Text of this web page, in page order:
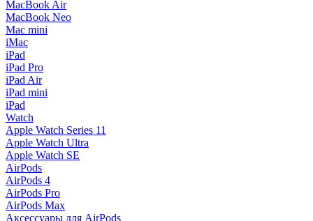
MacBook Air
MacBook Neo
Mac mini
iMac
iPad
iPad Pro
iPad Air
iPad mini
iPad
Watch
Apple Watch Series 11
Apple Watch Ultra
Apple Watch SE
AirPods
AirPods 4
AirPods Pro
AirPods Max
Аксессуары для AirPods